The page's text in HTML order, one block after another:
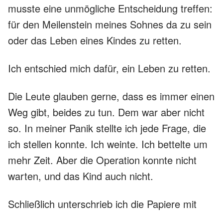
musste eine unmögliche Entscheidung treffen:
für den Meilenstein meines Sohnes da zu sein
oder das Leben eines Kindes zu retten.
Ich entschied mich dafür, ein Leben zu retten.
Die Leute glauben gerne, dass es immer einen
Weg gibt, beides zu tun. Dem war aber nicht
so. In meiner Panik stellte ich jede Frage, die
ich stellen konnte. Ich weinte. Ich bettelte um
mehr Zeit. Aber die Operation konnte nicht
warten, und das Kind auch nicht.
Schließlich unterschrieb ich die Papiere mit